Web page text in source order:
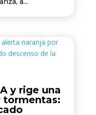
y rige una
tormentas: